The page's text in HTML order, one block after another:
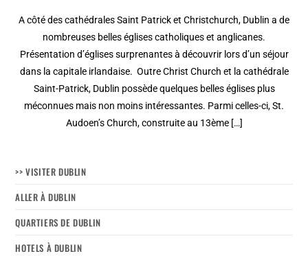
A côté des cathédrales Saint Patrick et Christchurch, Dublin a de
nombreuses belles églises catholiques et anglicanes.
Présentation d’églises surprenantes à découvrir lors d’un séjour
dans la capitale irlandaise. Outre Christ Church et la cathédrale
Saint-Patrick, Dublin possède quelques belles églises plus
méconnues mais non moins intéressantes. Parmi celles-ci, St.
Audoen’s Church, construite au 13ème […]
>> VISITER DUBLIN
ALLER À DUBLIN
QUARTIERS DE DUBLIN
HOTELS À DUBLIN